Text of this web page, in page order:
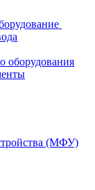
оборудования
(МФУ)